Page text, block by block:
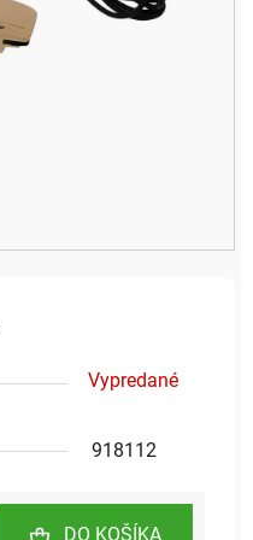
Vypredané
918112
DO KOŠÍKA